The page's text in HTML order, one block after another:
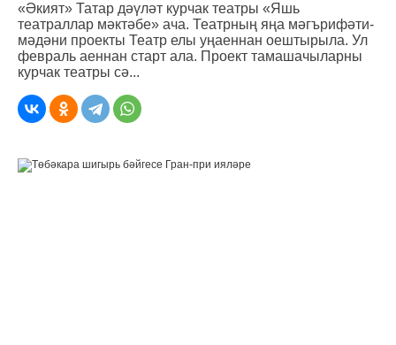
«Әкият» Татар дәүләт курчак театры «Яшь
театраллар мәктәбе» ача. Театрның яңа мәгърифәти-
мәдәни проекты Театр елы уңаеннан оештырыла. Ул
февраль аеннан старт ала. Проект тамашачыларны
курчак театры сә...